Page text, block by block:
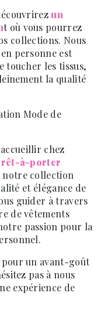
un
t où vous pourrez
collections. Nous
personne est
toucher les tissus,
la qualité
Mode de
chez
à-porter
notre collection
et élégance de
guider à travers
de vêtements
passion pour la
un avant-goût
pas à nous
expérience de